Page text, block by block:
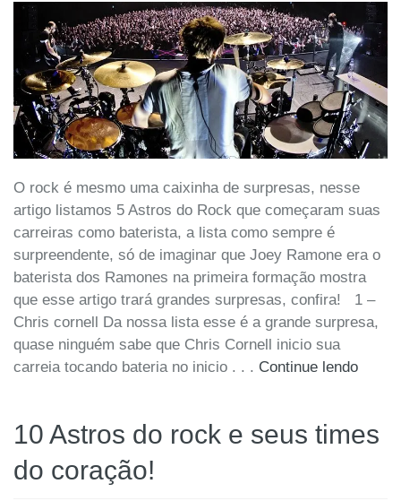
O rock é mesmo uma caixinha de surpresas, nesse
artigo listamos 5 Astros do Rock que começaram suas
carreiras como baterista, a lista como sempre é
surpreendente, só de imaginar que Joey Ramone era o
baterista dos Ramones na primeira formação mostra
que esse artigo trará grandes surpresas, confira! 1 –
Chris cornell Da nossa lista esse é a grande surpresa,
quase ninguém sabe que Chris Cornell inicio sua
carreia tocando bateria no inicio . . . Continue lendo
10 Astros do rock e seus times
do coração!